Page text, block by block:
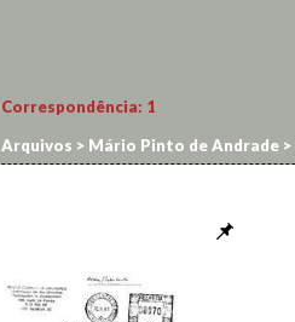
Correspondência: 1
Arquivos > Mário Pinto de Andrade >